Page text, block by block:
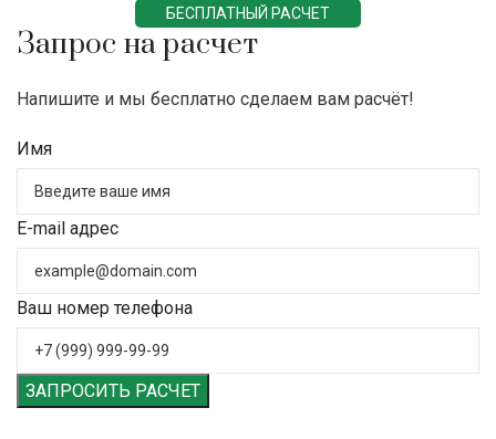
БЕСПЛАТНЫЙ РАСЧЕТ
Запрос на расчет
Напишите и мы бесплатно сделаем вам расчёт!
Имя
E-mail адрес
Ваш номер телефона
ЗАПРОСИТЬ РАСЧЕТ